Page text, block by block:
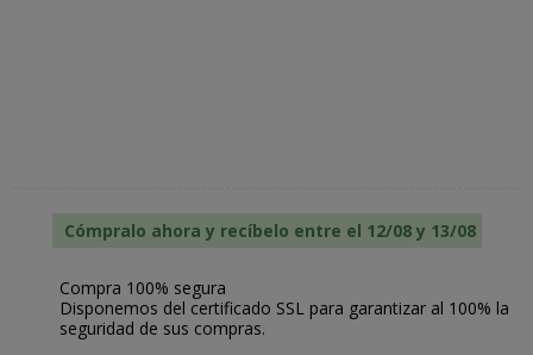
Cómpralo ahora y recíbelo entre el 12/08 y 13/08
Compra 100% segura
Disponemos del certificado SSL para garantizar al 100% la
seguridad de sus compras.